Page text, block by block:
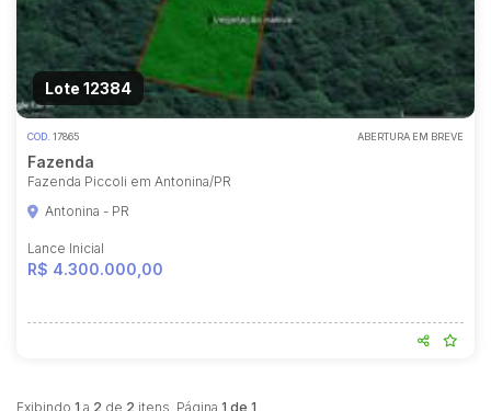
Lote 12384
COD. 17865 ABERTURA EM BREVE
Fazenda
Fazenda Piccoli em Antonina/PR
Antonina - PR
Lance Inicial
R$ 4.300.000,00
Exibindo 1 a 2 de 2 itens. Página 1 de 1.